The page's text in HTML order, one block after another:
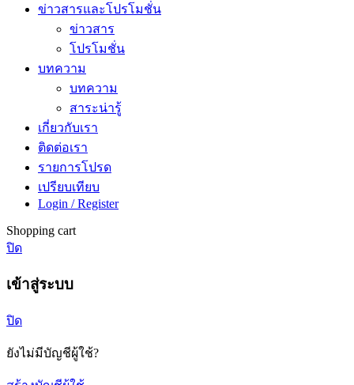
ข่าวสารและโปรโมชั่น
ข่าวสาร
โปรโมชั่น
บทความ
บทความ
สาระน่ารู้
เกี่ยวกับเรา
ติดต่อเรา
รายการโปรด
เปรียบเทียบ
Login / Register
Shopping cart
ปิด
เข้าสู่ระบบ
ปิด
ยังไม่มีบัญชีผู้ใช้?